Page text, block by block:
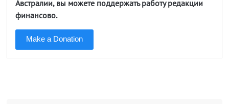
Австралии, вы можете поддержать работу редакции
финансово.
Make a Donation